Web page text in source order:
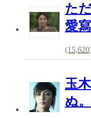
た
愛
玉
ぬ。